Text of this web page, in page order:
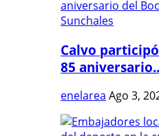
Calvo
85
enelarea Ago 3,